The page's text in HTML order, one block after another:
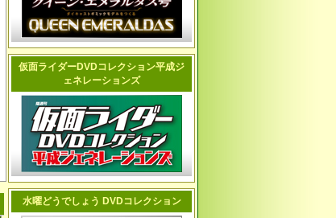
仮面ライダーDVDコレクション平成ジ
ェネレーションズ
水曜どうでしょう DVDコレクション